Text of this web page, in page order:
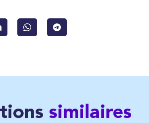
similaires